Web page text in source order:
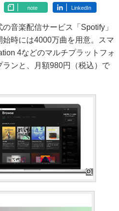
note LinkedIn
音楽配信サービス「Spotify」
始時には4000万曲を用意。スマ
4などのマルチプラットフォ
ンと、月額980円（税込）で